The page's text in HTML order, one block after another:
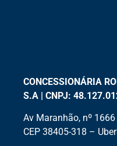
CONCESSIONÁRIA
S.A | CNPJ:
Av Maranhão, nº
CEP 38405-318 –